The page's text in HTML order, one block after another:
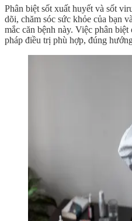
Phân biệt sốt xuất huyết và sốt
dõi, chăm sóc sức khỏe của bạn
mắc căn bệnh này. Việc phân
pháp điều trị phù hợp, đúng